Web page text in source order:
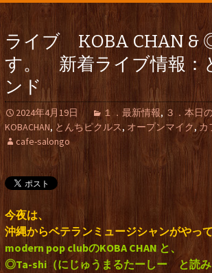
ライブ KOBA CHAN &
す。 新着ライブ情報：
ンド
2024年4月19日 １．最新情報, ３．本日
KOBACHAN, とんちピクルス, オープンマイク,カ
cafe-salongo
今夜は、
沖縄からベテランミュージシャンがやっ
modern pop clubのKOBA CHAN と、
◎Ta-shi（にじゅうまるたーしー と読み